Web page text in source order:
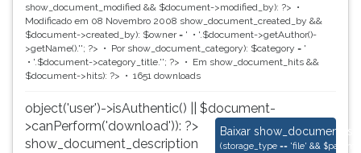
show_document_modified && $document->modified_by): ?>
Modificado em 08 Novembro 2008 show_document_created_by &&
$document->created_by): $owner = '
'.$document->getAuthor()-
>getName().''; ?> Por show_document_category): $category = '
'.$document->category_title.''; ?> Em show_document_hits &&
$document->hits): ?>
1651 downloads
object('user')->isAuthentic() || $document-
>canPerform('download')): ?>
Baixar Castro Alves - O
(storage_type == 'file' &&
show_document_description